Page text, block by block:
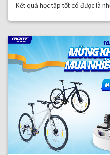
Kết quả học tập tốt có được là